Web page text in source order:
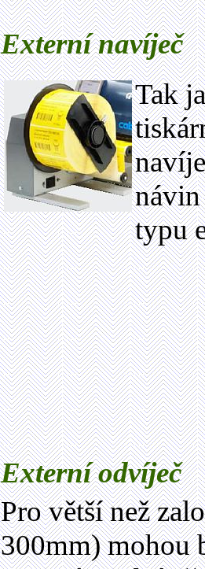
Externí navíječ
Tak
typu
Externí odvíječ
Pro větší než
300mm) mohou